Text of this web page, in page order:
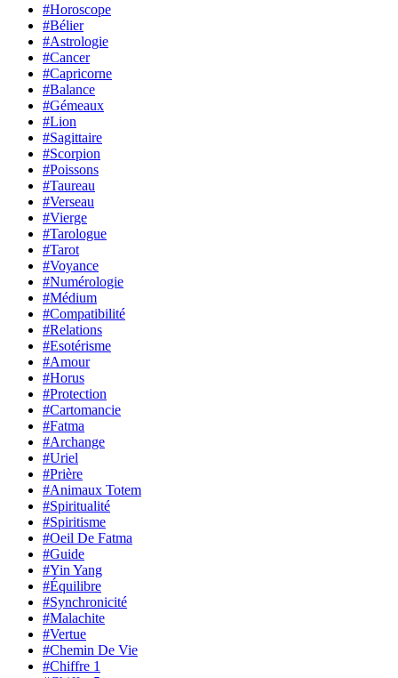
#Horoscope
#Bélier
#Astrologie
#Cancer
#Capricorne
#Balance
#Gémeaux
#Lion
#Sagittaire
#Scorpion
#Poissons
#Taureau
#Verseau
#Vierge
#Tarologue
#Tarot
#Voyance
#Numérologie
#Médium
#Compatibilité
#Relations
#Esotérisme
#Amour
#Horus
#Protection
#Cartomancie
#Fatma
#Archange
#Uriel
#Prière
#Animaux Totem
#Spiritualité
#Spiritisme
#Oeil De Fatma
#Guide
#Yin Yang
#Équilibre
#Synchronicité
#Malachite
#Vertue
#Chemin De Vie
#Chiffre 1